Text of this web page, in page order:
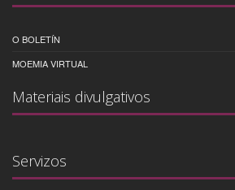
O BOLETÍN
MOEMIA VIRTUAL
Materiais divulgativos
Servizos